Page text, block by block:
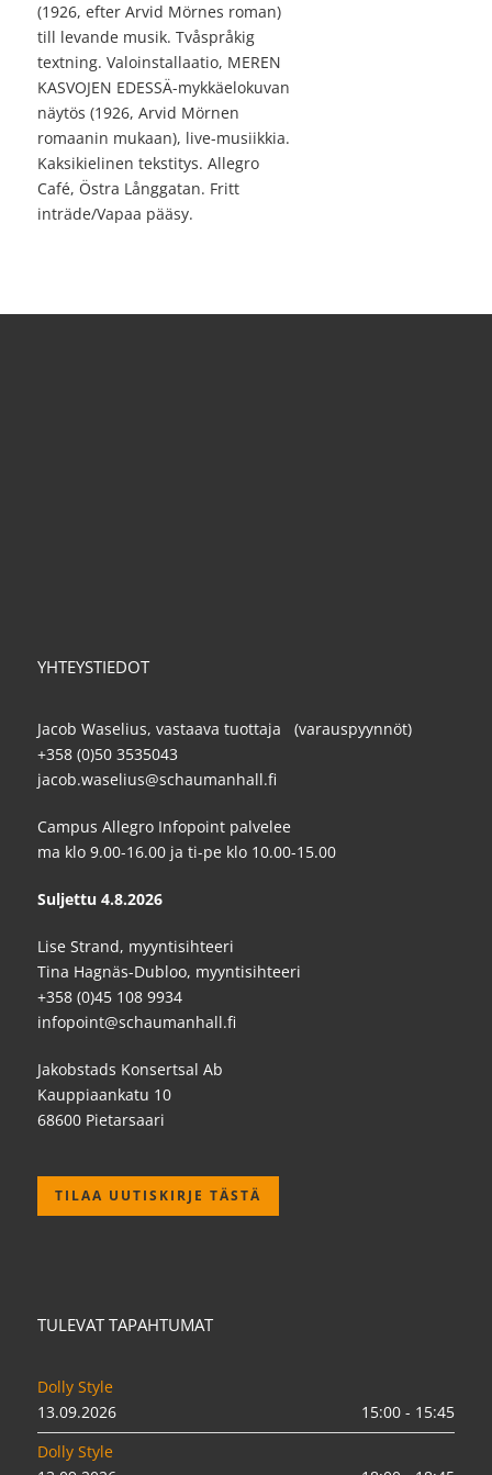
(1926, efter Arvid Mörnes roman)
till levande musik. Tvåspråkig
textning. Valoinstallaatio, MEREN
KASVOJEN EDESSÄ-mykkäelokuvan
näytös (1926, Arvid Mörnen
romaanin mukaan), live-musiikkia.
Kaksikielinen tekstitys. Allegro
Café, Östra Långgatan. Fritt
inträde/Vapaa pääsy.
YHTEYSTIEDOT
Jacob Waselius, vastaava tuottaja (varauspyynnöt)
+358 (0)50 3535043
jacob.waselius@schaumanhall.fi
Campus Allegro Infopoint palvelee
ma klo 9.00-16.00 ja ti-pe klo 10.00-15.00
Suljettu 4.8.2026
Lise Strand, myyntisihteeri
Tina Hagnäs-Dubloo, myyntisihteeri
+358 (0)45 108 9934
infopoint@schaumanhall.fi
Jakobstads Konsertsal Ab
Kauppiaankatu 10
68600 Pietarsaari
TILAA UUTISKIRJE TÄSTÄ
TULEVAT TAPAHTUMAT
Dolly Style
13.09.2026
15:00 - 15:45
Dolly Style